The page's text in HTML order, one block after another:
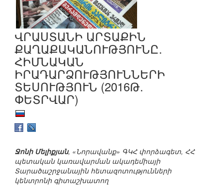
ՎՐԱՍՏԱՆԻ ԱՐՏԱՔԻՆ
ՔԱՂԱՔԱԿԱՆՈՒԹՅՈՒՆԸ.
ՀԻՄՆԱԿԱՆ
ԻՐԱԴԱՐՁՈՒԹՅՈՒՆՆԵՐԻ
ՏԵՍՈՒԹՅՈՒՆ (2016Թ.
ՓԵՏՐՎԱՐ)
Ջոնի Մելիքյան, «Նորավանք» ԳԿՀ փորձագետ, ՀՀ
պետական կառավարման ակադեմիայի
Տարածաշրջանային հետազոտությունների
կենտրոնի գիտաշխատող